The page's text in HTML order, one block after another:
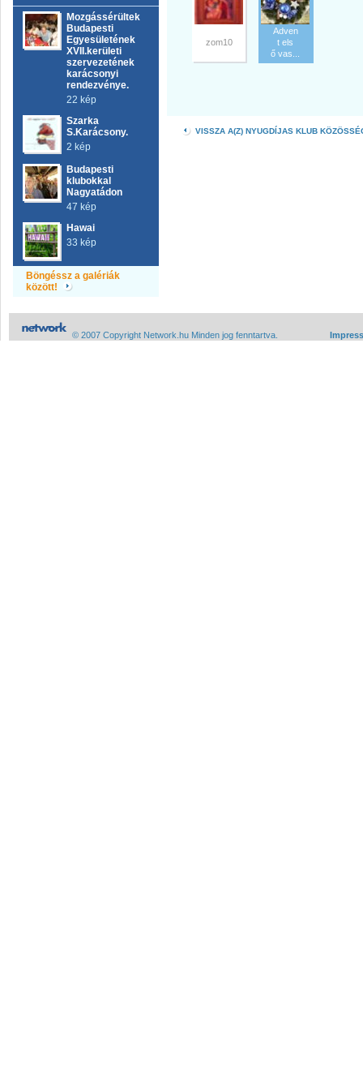
Mozgássérültek
Budapesti
Egyesületének
XVII.kerületi
szervezetének
karácsonyi
rendezvénye.
22 kép
Szarka
S.Karácsony.
2 kép
Budapesti
klubokkal
Nagyatádon
47 kép
Hawai
33 kép
Böngéssz a galériák
között!
zom10
Adven
t els
ő vas...
VISSZA A(Z) NYUGDÍJAS KLUB
© 2007 Copyright Network.hu Minden jog fenntartva.